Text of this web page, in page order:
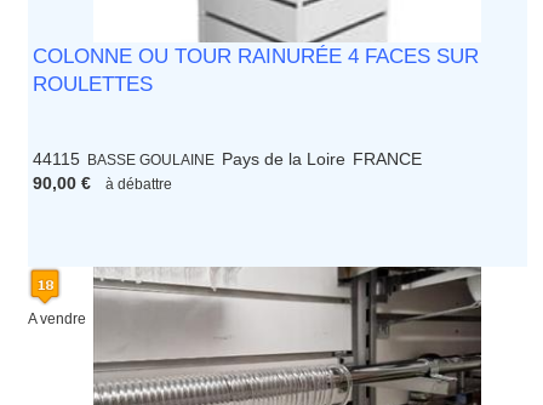
COLONNE OU TOUR RAINURÉE 4 FACES SUR
ROULETTES
44115 BASSE GOULAINE Pays de la Loire FRANCE
90,00 €
à débattre
A vendre